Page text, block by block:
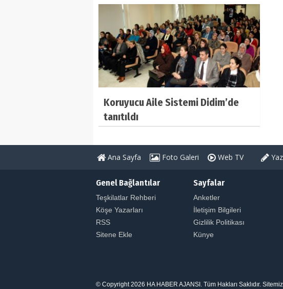
Koruyucu Aile Sistemi Didim’de
tanıtıldı
Ana Sayfa Foto Galeri Web TV
Genel Bağlantılar
Teşkilatlar Rehberi
Köşe Yazarları
RSS
Sitene Ekle
Sayfalar
Anketler
İletişim Bilgileri
Gizlilik Politikası
Künye
© Copyright 2026 HA HABER AJANSI. Tüm Hakları Saklıdır.